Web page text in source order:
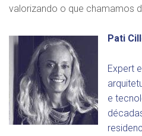
valorizando o que chamamos
Pati
Expert
e